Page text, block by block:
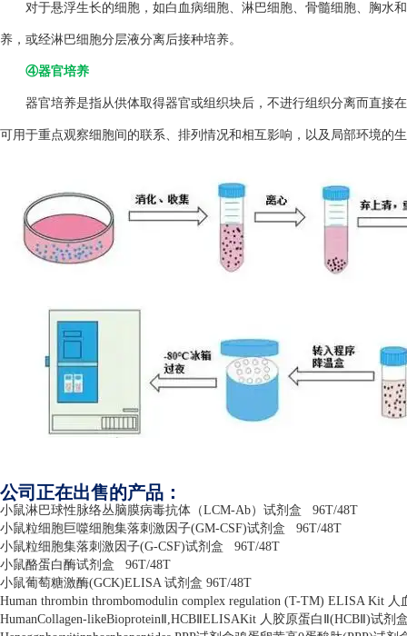
对于悬浮生长的细胞，如白血病细胞、淋巴细胞、骨髓细胞、胸水
养，或经淋巴细胞分层液分离后接种培养。
④器官培养
器官培养是指从供体取得器官或组织块后，不进行组织分离而直接
可用于重点观察细胞间的联系、排列情况和相互影响，以及局部环境的
公司正在出售的产品：
小鼠淋巴球性脉络丛脑膜病毒抗体（LCM-Ab）试剂盒
96T/48T
小鼠粒细胞巨噬细胞集落刺激因子(GM-CSF)试剂盒
96T/48T
小鼠粒细胞集落刺激因子(G-CSF)试剂盒
96T/48T
小鼠酪蛋白酶试剂盒
96T/48T
小鼠葡萄糖激酶(GCK)ELISA 试剂盒 96T/48T
Human thrombin thrombomodulin complex regulation (T-TM) ELISA Kit 人
HumanCollagen-likeBioprotein ,HCB ELISAKit 人胶原蛋白Ⅱ (HCB )试剂